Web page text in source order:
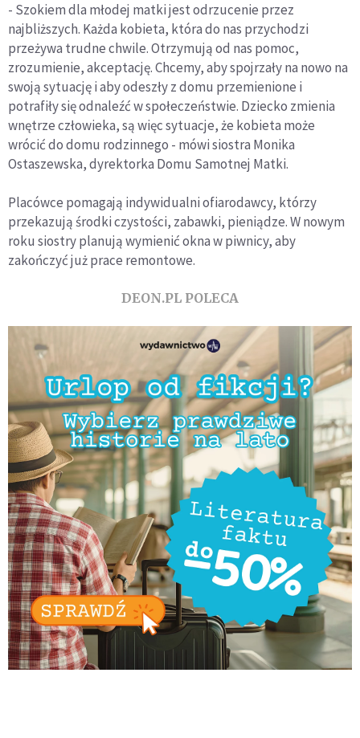
- Szokiem dla młodej matki jest odrzucenie przez
najbliższych. Każda kobieta, która do nas przychodzi
przeżywa trudne chwile. Otrzymują od nas pomoc,
zrozumienie, akceptację. Chcemy, aby spojrzały na nowo na
swoją sytuację i aby odeszły z domu przemienione i
potrafiły się odnaleźć w społeczeństwie. Dziecko zmienia
wnętrze człowieka, są więc sytuacje, że kobieta może
wrócić do domu rodzinnego - mówi siostra Monika
Ostaszewska, dyrektorka Domu Samotnej Matki.
Placówce pomagają indywidualni ofiarodawcy, którzy
przekazują środki czystości, zabawki, pieniądze. W nowym
roku siostry planują wymienić okna w piwnicy, aby
zakończyć już prace remontowe.
DEON.PL POLECA